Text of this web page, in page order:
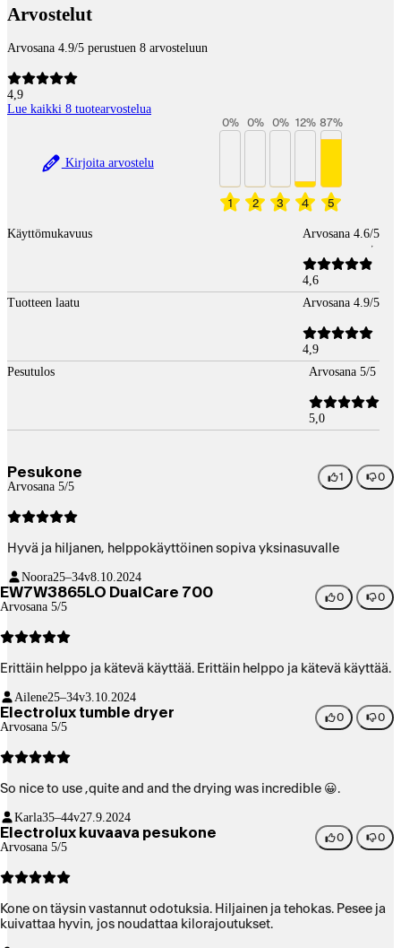
Arvostelut
Arvosana 4.9/5 perustuen 8 arvosteluun
4,9
Lue kaikki 8 tuotearvostelua
Kirjoita arvostelu
1
0%
2
0%
3
0%
4
12%
5
87%
Käyttömukavuus Arvosana 4.6/5
4,6
Tuotteen laatu
Arvosana 4.9/5
4,9
Pesutulos
Arvosana 5/5
5,0
Pesukone
Arvosana 5/5
1 0
Hyvä ja hiljanen, helppokäyttöinen sopiva yksinasuvalle
Noora25–34v8.10.2024
EW7W3865LO DualCare 700
Arvosana 5/5
0 0
Erittäin helppo ja kätevä käyttää. Erittäin helppo ja kätevä käyttää.
Ailene25–34v3.10.2024
Electrolux tumble dryer
Arvosana 5/5
0 0
So nice to use ,quite and and the drying was incredible 😀.
Karla35–44v27.9.2024
Electrolux kuvaava pesukone
Arvosana 5/5
0 0
Kone on täysin vastannut odotuksia. Hiljainen ja tehokas. Pesee ja
kuivattaa hyvin, jos noudattaa kilorajoutukset.